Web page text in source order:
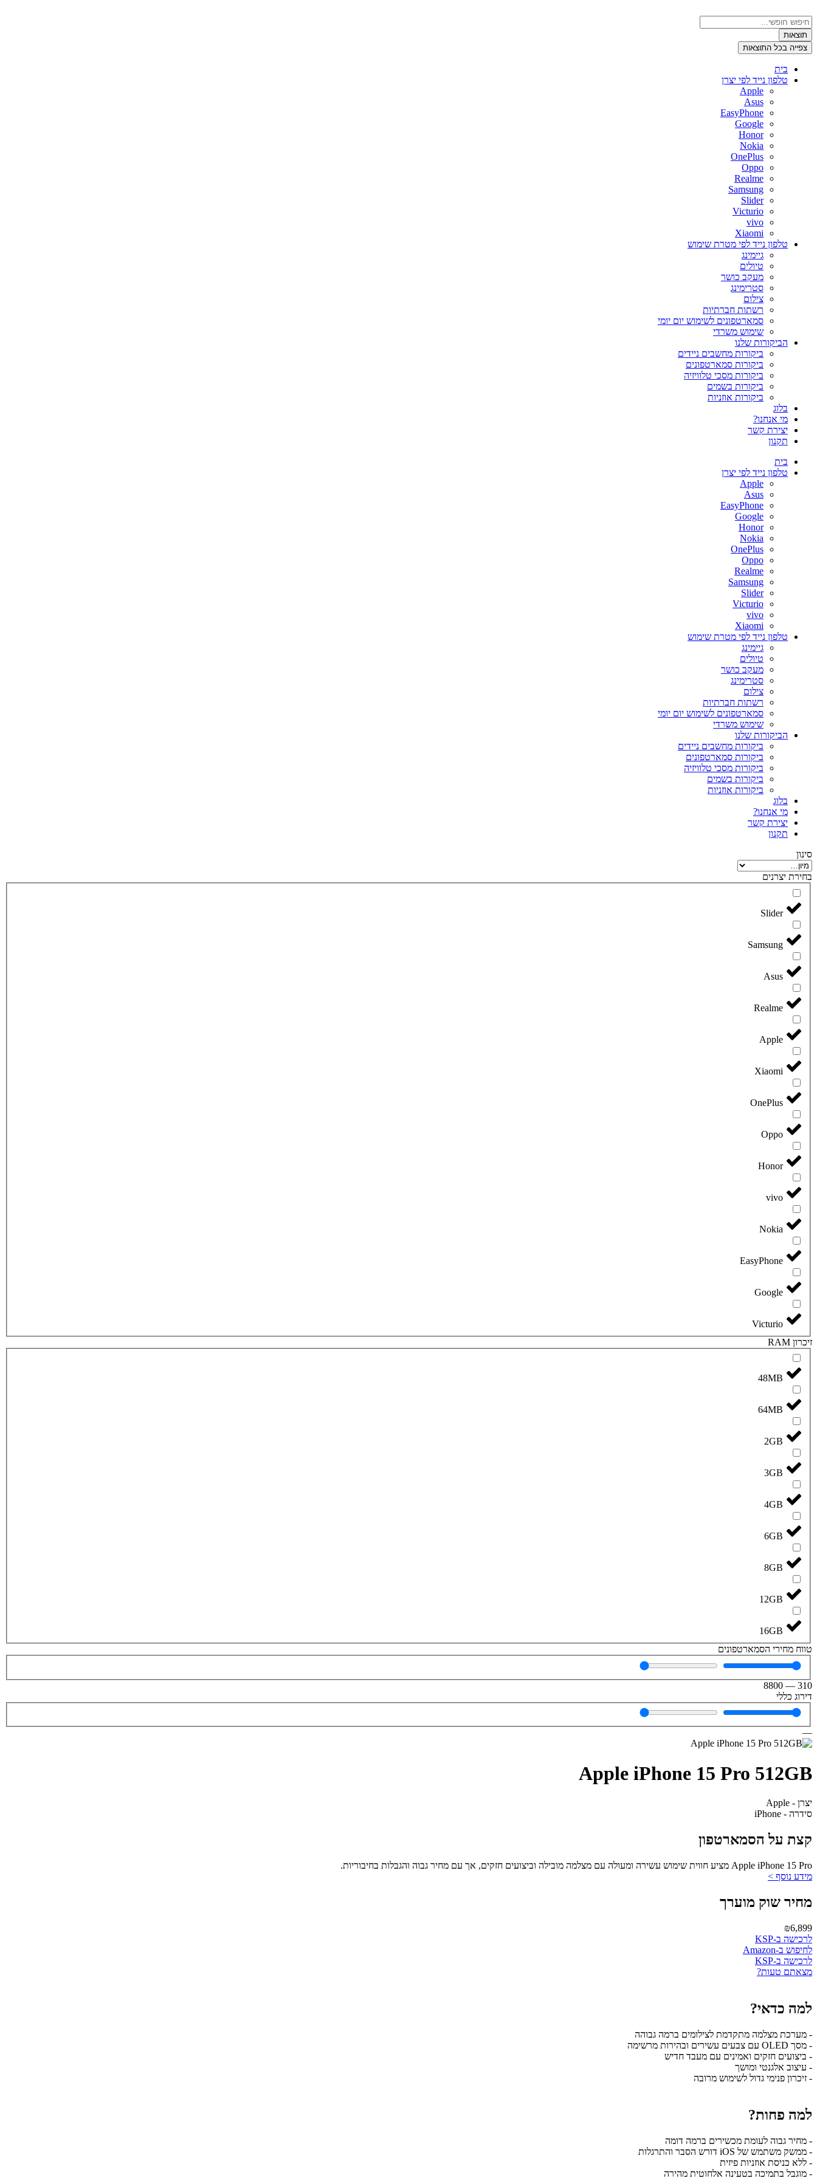
לתוכן
Search
...תוצאות
צפייה בכל התוצאות
בית
טלפון נייד לפי יצרן
Apple
Asus
EasyPhone
Google
Honor
Nokia
OnePlus
Oppo
Realme
Samsung
Slider
Victurio
vivo
Xiaomi
טלפון נייד לפי מטרת שימוש
גיימינג
טיולים
מעקב כושר
סטרימינג
צילום
רשתות חברתיות
סמארטפונים לשימוש יום יומי
שימוש משרדי
הביקורות שלנו
ביקורות מחשבים ניידים
ביקורות סמארטפונים
ביקורות מסכי טלוויזיה
ביקורות בשמים
ביקורות אוזניות
בלוג
מי אנחנו?
יצירת קשר
תקנון
בית
טלפון נייד לפי יצרן
Apple
Asus
EasyPhone
Google
Honor
Nokia
OnePlus
Oppo
Realme
Samsung
Slider
Victurio
vivo
Xiaomi
טלפון נייד לפי מטרת שימוש
גיימינג
טיולים
מעקב כושר
סטרימינג
צילום
רשתות חברתיות
סמארטפונים לשימוש יום יומי
שימוש משרדי
הביקורות שלנו
ביקורות מחשבים ניידים
ביקורות סמארטפונים
ביקורות מסכי טלוויזיה
ביקורות בשמים
ביקורות אוזניות
בלוג
מי אנחנו?
יצירת קשר
תקנון
סינון
בחירת יצרנים
Slider
Samsung
Asus
Realme
Apple
Xiaomi
OnePlus
Oppo
Honor
vivo
Nokia
EasyPhone
Google
Victurio
זיכרון RAM
48MB
64MB
2GB
3GB
4GB
6GB
8GB
12GB
16GB
טווח מחירי הסמארטפונים
310
—
8800
דירוג כללי
—
Apple iPhone 15 Pro 512GB
יצרן - Apple
סידרה - iPhone
קצת על הסמארטפון
Apple iPhone 15 Pro מציע חווית שימוש עשירה ומעולה עם מצלמה מובילה וביצועים חזקים, אך עם מחיר גבוה והגבלות בחיבוריות.
מידע נוסף >
מחיר שוק מוערך
₪6,899
לרכישה ב-KSP
לחיפוש ב-Amazon
לרכישה ב-KSP
מצאתם טעות?
למה כדאי?
- מערכת מצלמה מתקדמת לצילומים ברמה גבוהה
- מסך OLED עם צבעים עשירים ובהירות מרשימה
- ביצועים חזקים ואמינים עם מעבד חדיש
- עיצוב אלגנטי ומושך
- זיכרון פנימי גדול לשימוש מרובה
למה פחות?
- מחיר גבוה לעומת מכשירים ברמה דומה
- ממשק משתמש של iOS דורש הסבר והתרגלות
- ללא כניסת אוזניות פיזית
- מוגבל בתמיכה בטעינה אלחוטית מהירה